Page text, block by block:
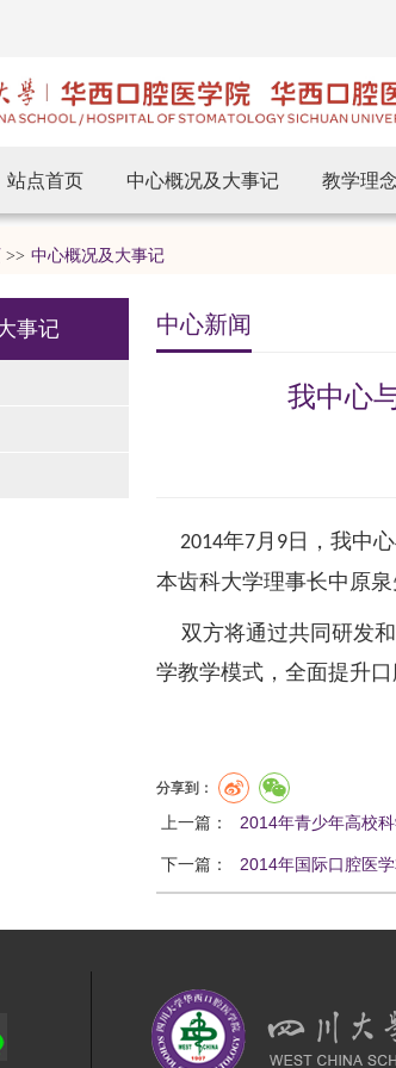
站点首页 中心概况及大事记 教学理
>> 中心概况及大事记
事记 中心新闻
我中心
2014年7月 9 日，我中
本齿科大学理事长中原
双方将通过共同研发
学教学模式，全面提升
分享到：
上一篇： 2014年青少年高校
下一篇： 2014年国际口腔医